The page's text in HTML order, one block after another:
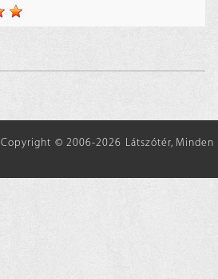
Copyright © 2006-2026 Látszótér, Minden